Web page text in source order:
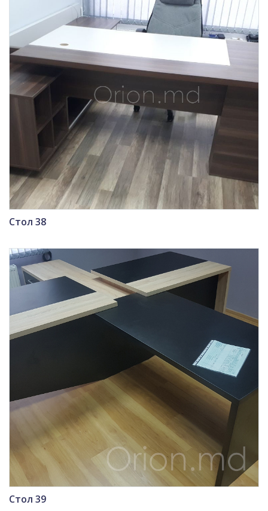
Стол 38
Стол 39